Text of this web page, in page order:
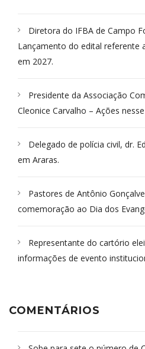
Diretora do IFBA de Campo
Lançamento do edital referente
em 2027.
Presidente da Associação
Cleonice Carvalho – Ações
Delegado de polícia civil, dr.
em Araras.
Pastores de Antônio
comemoração ao Dia dos
Representante do cartório
informações de evento
COMENTÁRIOS